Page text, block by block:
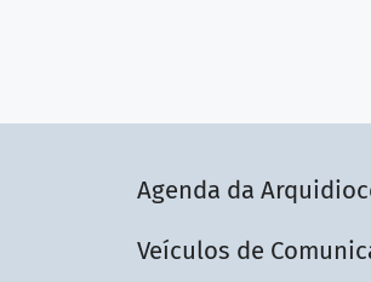
Agenda da
Veículos de